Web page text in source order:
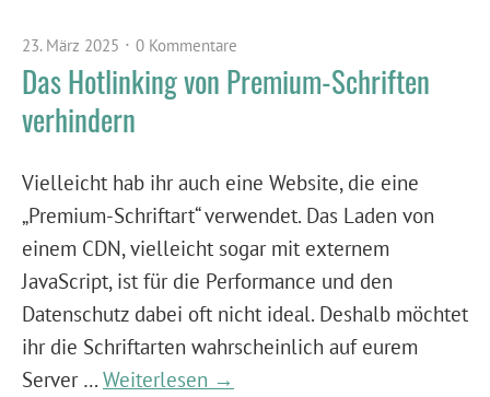
23. März 2025 0 Kommentare
Das Hotlinking von Premium-Schriften
verhindern
Vielleicht hab ihr auch eine Website, die eine
„Premium-Schriftart“ verwendet. Das Laden von
einem CDN, vielleicht sogar mit externem
JavaScript, ist für die Performance und den
Datenschutz dabei oft nicht ideal. Deshalb möchtet
ihr die Schriftarten wahrscheinlich auf eurem
Server … Weiterlesen →